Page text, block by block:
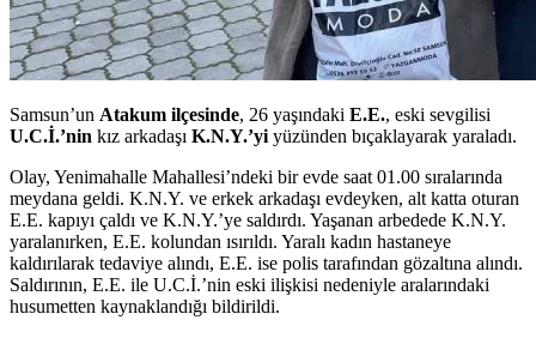
Samsun’un Atakum ilçesinde, 26 yaşındaki E.E., eski sevgilisi
U.C.İ.’nin kız arkadaşı K.N.Y.’yi yüzünden bıçaklayarak yaraladı.
Olay, Yenimahalle Mahallesi’ndeki bir evde saat 01.00 sıralarında
meydana geldi. K.N.Y. ve erkek arkadaşı evdeyken, alt katta oturan
E.E. kapıyı çaldı ve K.N.Y.’ye saldırdı. Yaşanan arbedede K.N.Y.
yaralanırken, E.E. kolundan ısırıldı. Yaralı kadın hastaneye
kaldırılarak tedaviye alındı, E.E. ise polis tarafından gözaltına alındı.
Saldırının, E.E. ile U.C.İ.’nin eski ilişkisi nedeniyle aralarındaki
husumetten kaynaklandığı bildirildi.